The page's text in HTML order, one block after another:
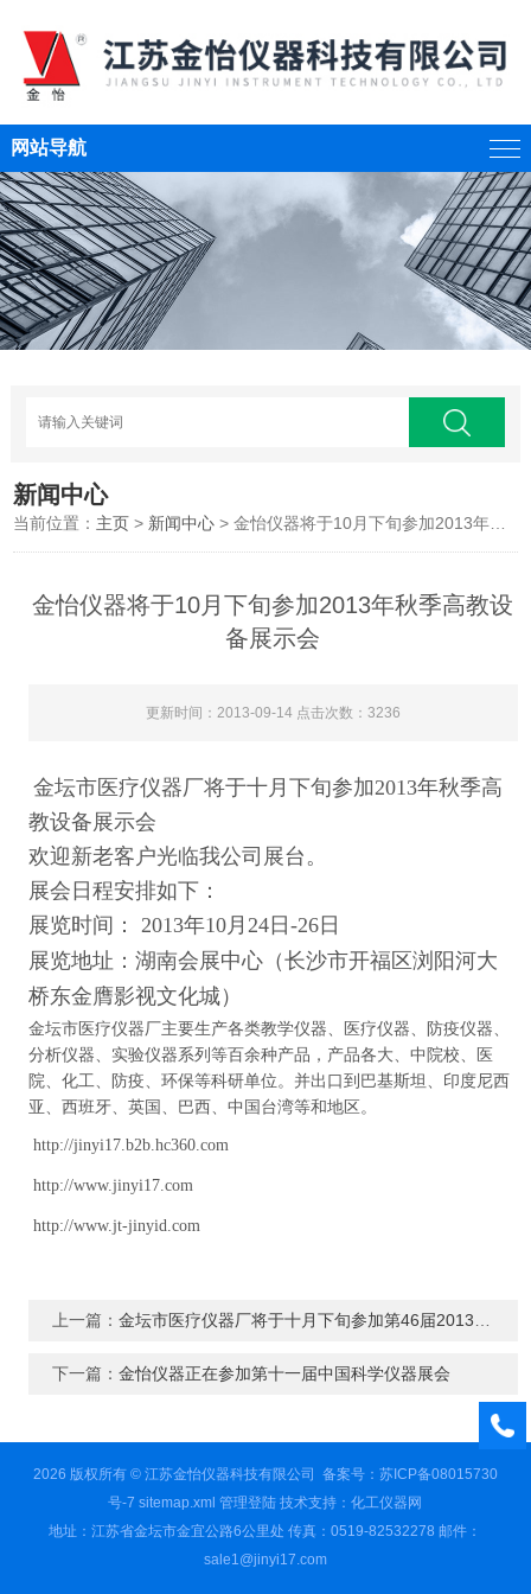
网站导航
新闻中心
当前位置： 主页 > 新闻中心 > 金怡仪器将于10月下旬参加2013年秋季高教设备展示会
金怡仪器将于10月下旬参加2013年秋季高教设
备展示会
更新时间：2013-09-14 点击次数：3236
金坛市医疗仪器厂将于十月下旬参加2013年秋季高
教设备展示会
欢迎新老客户光临我公司展台。
展会日程安排如下：
展览时间：
2013年10月24日 -26日
展览地址：湖南会展中心（长沙市开福区浏阳河大
桥东金膺影视文化城）
金坛市医疗仪器厂主要生产各类教学仪器、医疗仪器、防疫仪器、
分析仪器、实验仪器系列等百余种产品，产品各大、中院校、医
院、化工、防疫、环保等科研单位。并出口到巴基斯坦、印度尼西
亚、西班牙、英国、巴西、中国台湾等和地区。
http://jinyi17.b2b.hc360.com
http://www.jinyi17.com
http://www.jt-jinyid.com
上一篇： 金坛市医疗仪器厂将于十月下旬参加第46届2013秋季制药机械博览会
下一篇： 金怡仪器正在参加第十一届中国科学仪器展会
2026 版权所有 © 江苏金怡仪器科技有限公司 备案号：苏ICP备08015730
号-7 sitemap.xml 管理登陆 技术支持：化工仪器网
地址：江苏省金坛市金宜公路6公里处 传真：0519-82532278 邮件：
sale1@jinyi17.com